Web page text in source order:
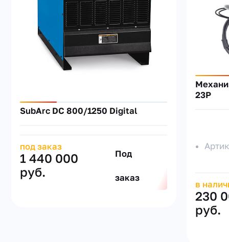
SubArc DC 800/1250 Digital
под заказ
1 440 000
руб.
Под
заказ
23P
в
230
руб.